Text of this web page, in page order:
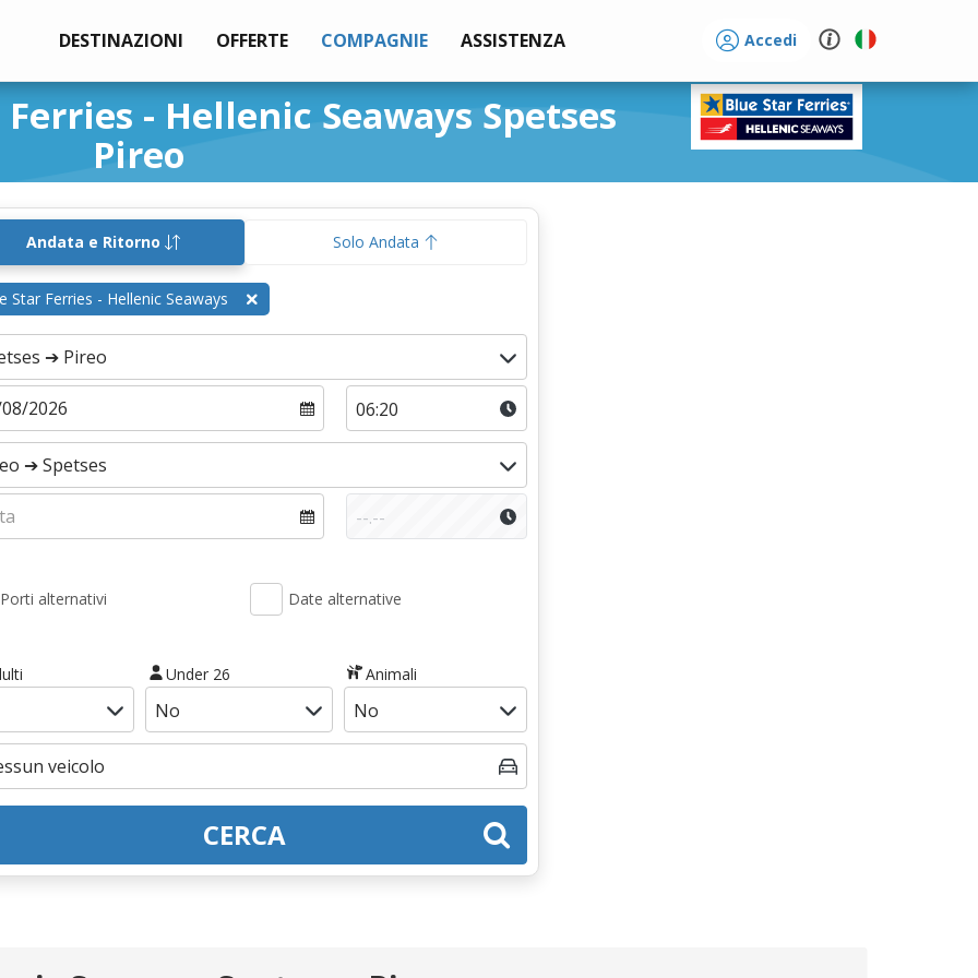
DESTINAZIONI OFFERTE COMPAGNIE ASSISTENZA Accedi
- Hellenic Seaways Spetses
Pireo
Andata e Ritorno Solo Andata
Star Ferries - Hellenic Seaways
Porti alternativi Date alternative
Under 26 Animali
CERCA